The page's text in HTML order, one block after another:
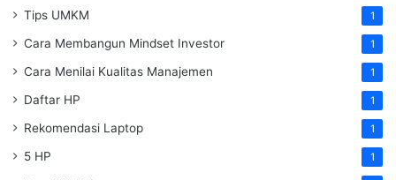
Tips UMKM 1
Cara Membangun Mindset Investor 1
Cara Menilai Kualitas Manajemen 1
Daftar HP 1
Rekomendasi Laptop 1
5 HP 1